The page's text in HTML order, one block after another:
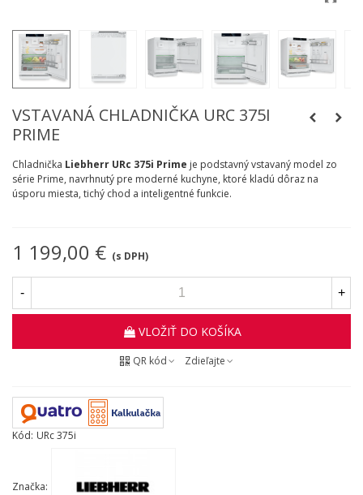
VSTAVANÁ CHLADNIČKA URC 375I
PRIME
Chladnička Liebherr URc 375i Prime je podstavný vstavaný model zo
série Prime, navrhnutý pre moderné kuchyne, ktoré kladú dôraz na
úsporu miesta, tichý chod a inteligentné funkcie.​
1 199,00 € (s DPH)
- +
VLOŽIŤ DO KOŠÍKA
QR kód Zdieľajte
Kód: URc 375i
Značka: